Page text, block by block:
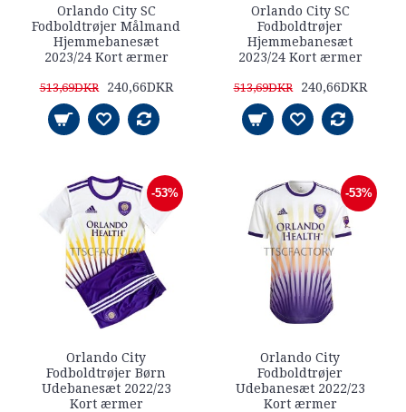
Orlando City SC
Fodboldtrøjer Målmand
Hjemmebanesæt
2023/24 Kort ærmer
513,69DKR 240,66DKR
Orlando City SC
Fodboldtrøjer
Hjemmebanesæt
2023/24 Kort ærmer
513,69DKR 240,66DKR
-53%
Orlando City
Fodboldtrøjer Børn
Udebanesæt 2022/23
Kort ærmer
-53%
Orlando City
Fodboldtrøjer
Udebanesæt 2022/23
Kort ærmer